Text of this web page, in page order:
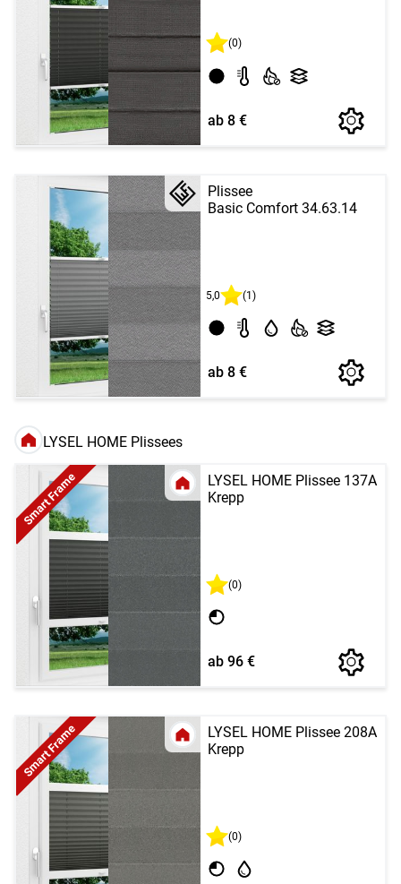
(0)
ab 8 €
Plissee
Basic Comfort 34.63.14
5,0 (1)
ab 8 €
LYSEL HOME Plissees
LYSEL HOME Plissee 137A
Krepp
Smart Frame
(0)
ab 96 €
LYSEL HOME Plissee 208A
Krepp
Smart Frame
(0)